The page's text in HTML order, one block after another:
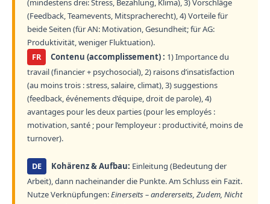
(mindestens drei: Stress, Bezahlung, Klima), 3) Vorschläge
(Feedback, Teamevents, Mitspracherecht), 4) Vorteile für
beide Seiten (für AN: Motivation, Gesundheit; für AG:
Produktivität, weniger Fluktuation).
FR
Contenu (accomplissement) : 1) Importance du
travail (financier + psychosocial), 2) raisons d’insatisfaction
(au moins trois : stress, salaire, climat), 3) suggestions
(feedback, événements d’équipe, droit de parole), 4)
avantages pour les deux parties (pour les employés :
motivation, santé ; pour l’employeur : productivité, moins de
turnover).
DE Kohärenz & Aufbau: Einleitung (Bedeutung der
Arbeit), dann nacheinander die Punkte. Am Schluss ein Fazit.
Nutze Verknüpfungen:Einerseits – andererseits, Zudem, Nicht